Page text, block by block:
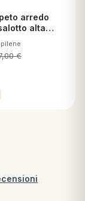
arredo
alta
€